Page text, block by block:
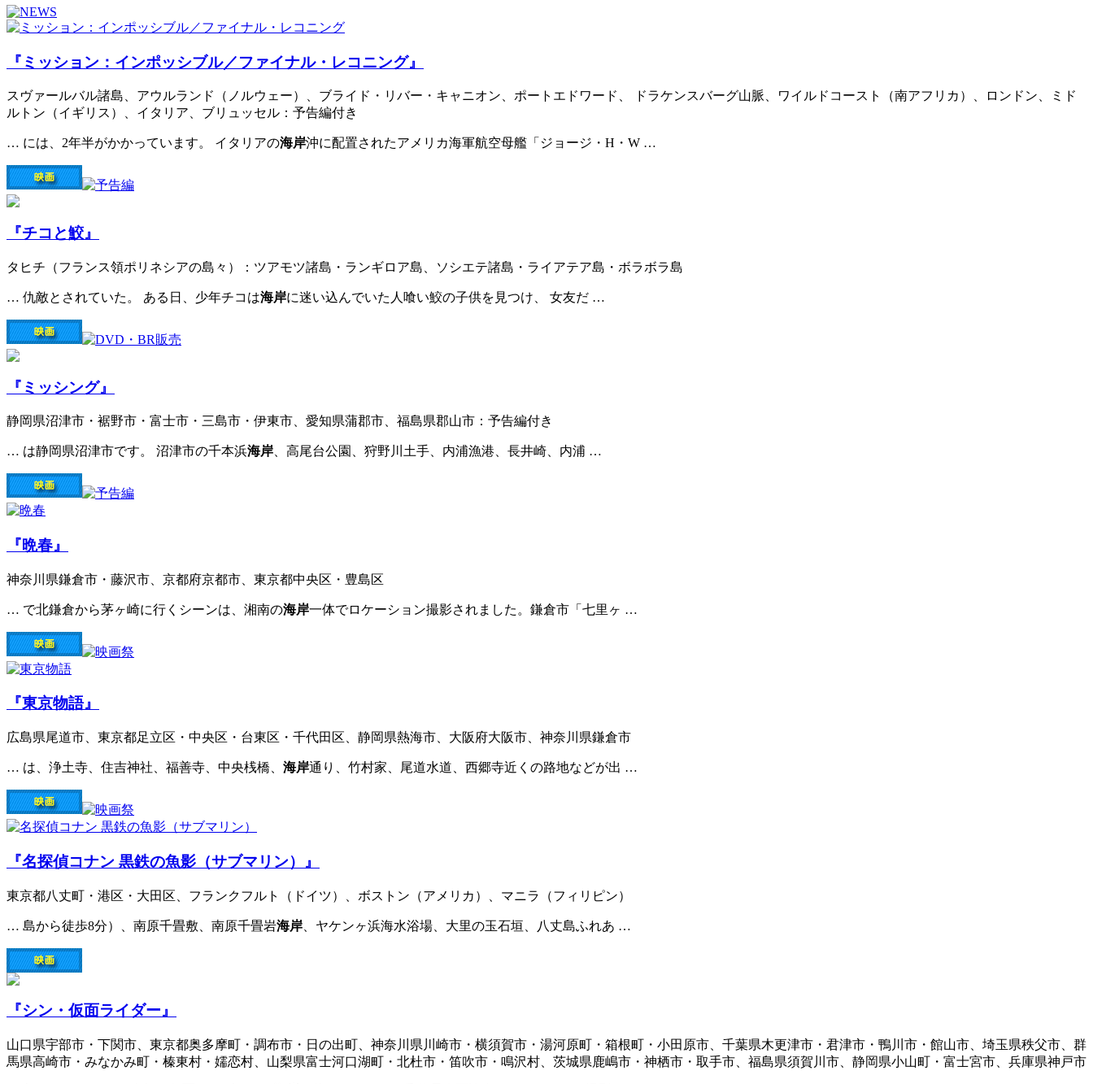
『ミッション：インポッシブル／ファイナル・レコニング』
スヴァールバル諸島、アウルランド（ノルウェー）、ブライド・リバー・キャニオン、ポートエドワード、 ドラケンスバーグ山脈、ワイルドコースト（南アフリカ）、ロンドン、ミド
ルトン（イギリス）、イタリア、ブリュッセル：予告編付き
… には、2年半がかかっています。 イタリアの海岸沖に配置されたアメリカ海軍航空母艦「ジョージ・H・W …
『チコと鮫』
タヒチ（フランス領ポリネシアの島々）：ツアモツ諸島・ランギロア島、ソシエテ諸島・ライアテア島・ボラボラ島
… 仇敵とされていた。 ある日、少年チコは海岸に迷い込んでいた人喰い鮫の子供を見つけ、 女友だ …
『ミッシング』
静岡県沼津市・裾野市・富士市・三島市・伊東市、愛知県蒲郡市、福島県郡山市：予告編付き
… は静岡県沼津市です。 沼津市の千本浜海岸 、高尾台公園、狩野川土手、内浦漁港、長井崎、内浦 …
『晩春』
神奈川県鎌倉市・藤沢市、京都府京都市、東京都中央区・豊島区
… で北鎌倉から茅ヶ崎に行くシーンは、湘南の海岸一体でロケーション撮影されました。鎌倉市「七里ヶ …
『東京物語』
広島県尾道市、東京都足立区・中央区・台東区・千代田区、静岡県熱海市、大阪府大阪市、神奈川県鎌倉市
… は、浄土寺、住吉神社、福善寺、中央桟橋、 海岸通り、竹村家、尾道水道、西郷寺近くの路地などが出 …
『名探偵コナン 黒鉄の魚影（サブマリン）』
東京都八丈町・港区・大田区、フランクフルト（ドイツ）、ボストン（アメリカ）、マニラ（フィリピン）
… 島から徒歩8分）、南原千畳敷、南原千畳岩海岸 、ヤケンヶ浜海水浴場、大里の玉石垣、八丈島ふれあ …
『シン・仮面ライダー』
山口県宇部市・下関市、東京都奥多摩町・調布市・日の出町、神奈川県川崎市・横須賀市・湯河原町・箱根町・小田原市、千葉県木更津市・君津市・鴨川市・館山市、埼玉県秩父市、群
馬県高崎市・みなかみ町・榛東村・嬬恋村、山梨県富士河口湖町・北杜市・笛吹市・鳴沢村、茨城県鹿嶋市・神栖市・取手市、福島県須賀川市、静岡県小山町・富士宮市、兵庫県神戸市